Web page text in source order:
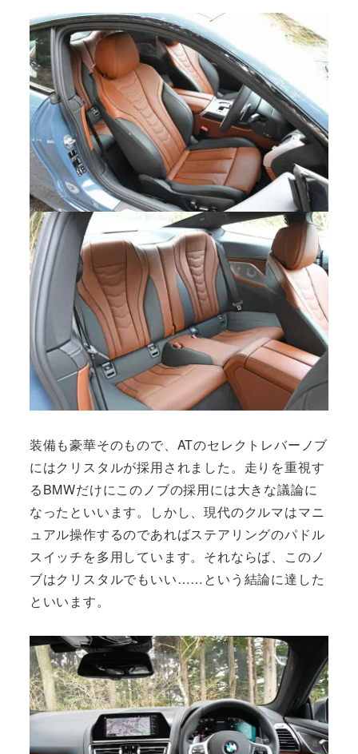
装備も豪華そのもので、ATのセレクトレバーノブ
にはクリスタルが採用されました。走りを重視す
るBMWだけにこのノブの採用には大きな議論に
なったといいます。しかし、現代のクルマはマニ
ュアル操作するのであればステアリングのパドル
スイッチを多用しています。それならば、このノ
ブはクリスタルでもいい……という結論に達した
といいます。